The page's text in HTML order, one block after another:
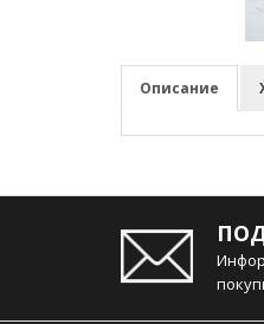
Описание